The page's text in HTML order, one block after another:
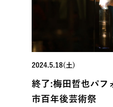
2024.5.18(土)
終了:梅⽥哲也パフ
市百年後芸術祭